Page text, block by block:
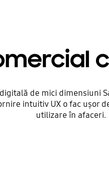
de mici dimensiuni
intuitiv UX o fac ușor
utilizare în afaceri.